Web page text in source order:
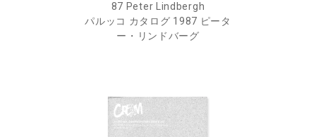
87 Peter Lindbergh
パルッコ カタログ 1987 ピータ
ー・リンドバーグ